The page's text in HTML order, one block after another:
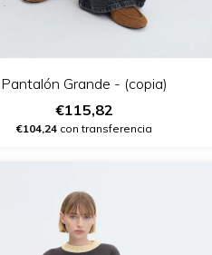
Pantalón Grande - (copia)
€115,82
€104,24con transferencia